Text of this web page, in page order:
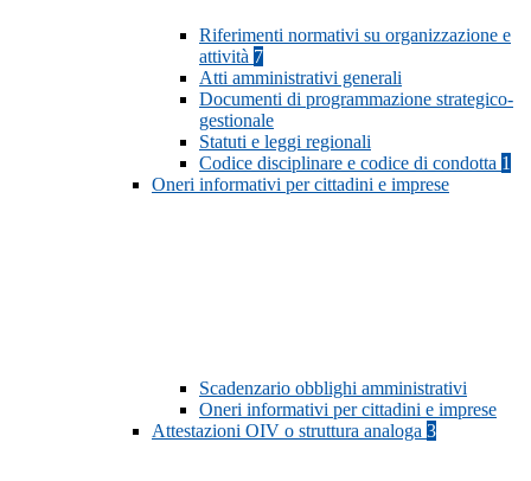
Riferimenti normativi su organizzazione e
attività 7
Atti amministrativi generali
Documenti di programmazione strategico-
gestionale
Statuti e leggi regionali
Codice disciplinare e codice di condotta 1
Oneri informativi per cittadini e imprese
Scadenzario obblighi amministrativi
Oneri informativi per cittadini e imprese
Attestazioni OIV o struttura analoga 3